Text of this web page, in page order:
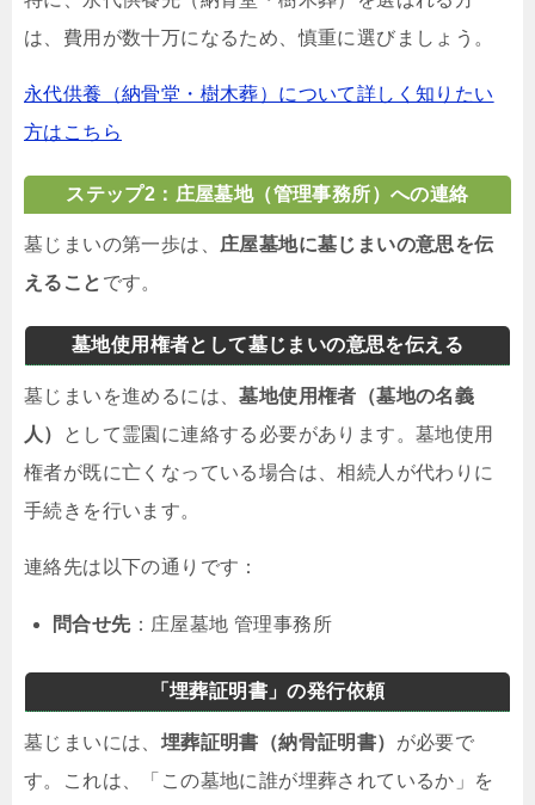
は、費用が数十万になるため、慎重に選びましょう。
永代供養（納骨堂・樹木葬）について詳しく知りたい
方はこちら
ステップ2：庄屋墓地（管理事務所）への連絡
墓じまいの第一歩は、 庄屋墓地に墓じまいの意思を伝
えること です。
墓地使用権者として墓じまいの意思を伝える
墓じまいを進めるには、墓地使用権者（墓地の名義
人）
として霊園に連絡する必要があります。墓地使用
権者が既に亡くなっている場合は、相続人が代わりに
手続きを行います。
連絡先は以下の通りです：
問合せ先：庄屋墓地 管理事務所
「埋葬証明書」の発行依頼
墓じまいには、 埋葬証明書（納骨証明書） が必要で
す。これは、「この墓地に誰が埋葬されているか」を